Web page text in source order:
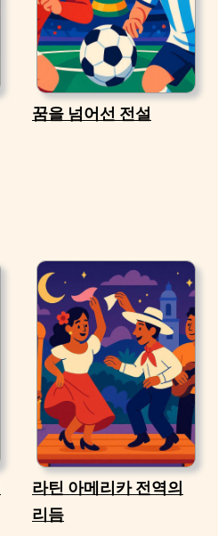
꿈을 넘어선 전설
라틴 아메리카 전역의
리듬